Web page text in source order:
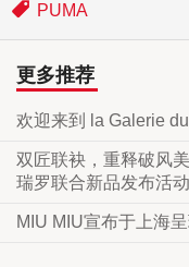
PUMA
更多推荐
欢迎来到 la Galerie
双匠联袂，重释破风
瑞罗联合新品发布活
MIU MIU宣布于上海